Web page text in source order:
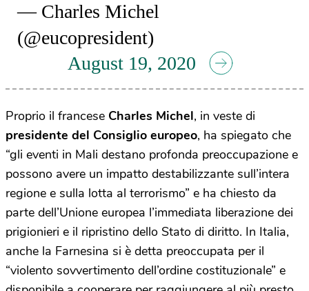
— Charles Michel
(@eucopresident)
August 19, 2020
Proprio il francese Charles Michel, in veste di
presidente del Consiglio europeo, ha spiegato che
“gli eventi in Mali destano profonda preoccupazione e
possono avere un impatto destabilizzante sull’intera
regione e sulla lotta al terrorismo” e ha chiesto da
parte dell’Unione europea l’immediata liberazione dei
prigionieri e il ripristino dello Stato di diritto. In Italia,
anche la Farnesina si è detta preoccupata per il
“violento sovvertimento dell’ordine costituzionale” e